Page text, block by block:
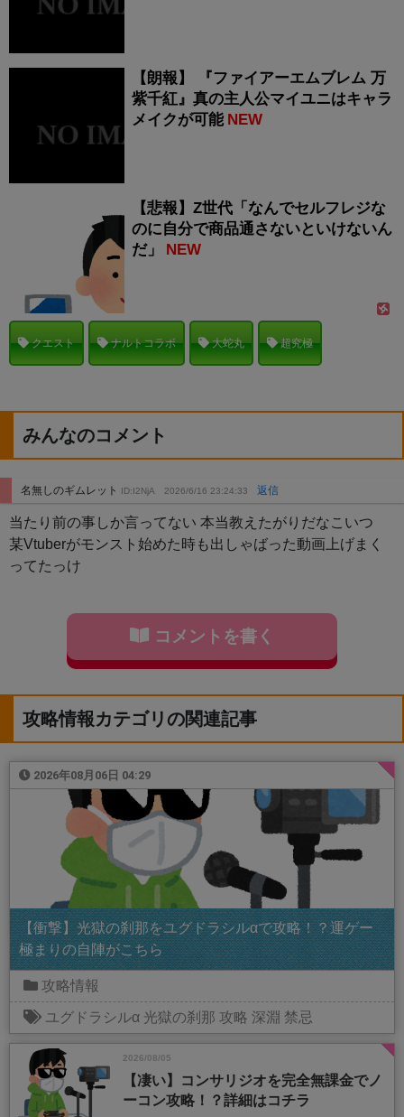
【朗報】 『ファイアーエムブレム 万
紫千紅』真の主人公マイユニはキャラ
メイクが可能 NEW
【悲報】Z世代「なんでセルフレジな
のに自分で商品通さないといけないん
だ」
NEW
クエスト ナルトコラボ 大蛇丸 超究極
みんなのコメント
名無しのギムレット ID:I2NjA 2026/6/16 23:24:33 返信
当たり前の事しか言ってない 本当教えたがりだなこいつ
某Vtuberがモンスト始めた時も出しゃばった動画上げまく
ってたっけ
コメントを書く
攻略情報カテゴリの関連記事
2026年08月06日 04:29
【衝撃】光獄の刹那をユグドラシルαで攻略！？運ゲー
極まりの自陣がこちら
攻略情報
ユグドラシルα 光獄の刹那 攻略 深淵 禁忌
2026/08/05
【凄い】コンサリジオを完全無課金でノ
ーコン攻略！？詳細はコチラ